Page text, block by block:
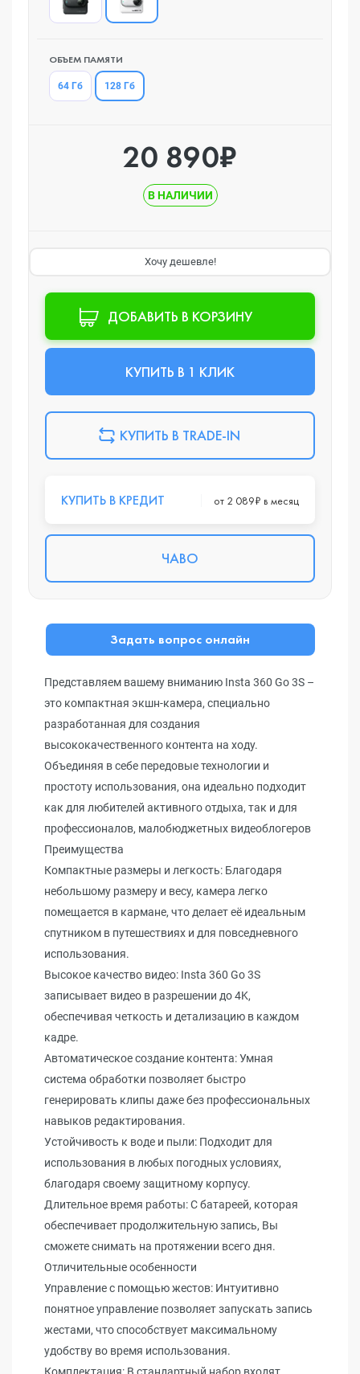
ОБЪЕМ ПАМЯТИ
64 Гб 128 Гб
20 890₽
В НАЛИЧИИ
Хочу дешевле!
ДОБАВИТЬ В КОРЗИНУ
КУПИТЬ В 1 КЛИК
КУПИТЬ В TRADE-IN
КУПИТЬ В КРЕДИТ от 2 089₽ в месяц
ЧАВО
Задать вопрос онлайн
Представляем вашему вниманию Insta 360 Go 3S –
это компактная экшн-камера, специально
разработанная для создания
высококачественного контента на ходу.
Объединяя в себе передовые технологии и
простоту использования, она идеально подходит
как для любителей активного отдыха, так и для
профессионалов, малобюджетных видеоблогеров
Преимущества
Компактные размеры и легкость: Благодаря
небольшому размеру и весу, камера легко
помещается в кармане, что делает её идеальным
спутником в путешествиях и для повседневного
использования.
Высокое качество видео: Insta 360 Go 3S
записывает видео в разрешении до 4K,
обеспечивая четкость и детализацию в каждом
кадре.
Автоматическое создание контента: Умная
система обработки позволяет быстро
генерировать клипы даже без профессиональных
навыков редактирования.
Устойчивость к воде и пыли: Подходит для
использования в любых погодных условиях,
благодаря своему защитному корпусу.
Длительное время работы: С батареей, которая
обеспечивает продолжительную запись, Вы
сможете снимать на протяжении всего дня.
Отличительные особенности
Управление с помощью жестов: Интуитивно
понятное управление позволяет запускать запись
жестами, что способствует максимальному
удобству во время использования.